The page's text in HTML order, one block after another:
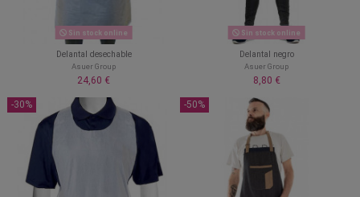
Sin stock online
Delantal desechable
Asuer Group
24,60 €
Sin stock online
Delantal negro
Asuer Group
8,80 €
-30% -50%